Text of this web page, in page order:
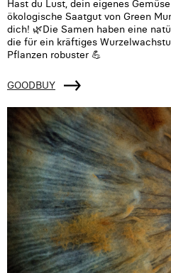
Hast du Lust, dein eigenes
ökologische Saatgut von Green
dich! 🌿Die Samen haben eine
die für ein kräftiges
Pflanzen robuster 💪
GOODBUY